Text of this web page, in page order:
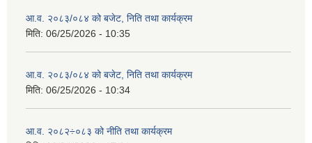
आ.व. २०८३/०८४ को बजेट, निति तथा कार्यक्रम
मिति: 06/25/2026 - 10:35
आ.व. २०८३/०८४ को बजेट, निति तथा कार्यक्रम
मिति: 06/25/2026 - 10:34
आ.व. २०८२÷०८३ को नीति तथा कार्यक्रम